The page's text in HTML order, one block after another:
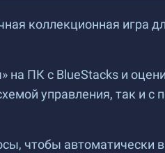
коллекционная игра
на ПК с BlueStacks и
управления, так и
чтобы